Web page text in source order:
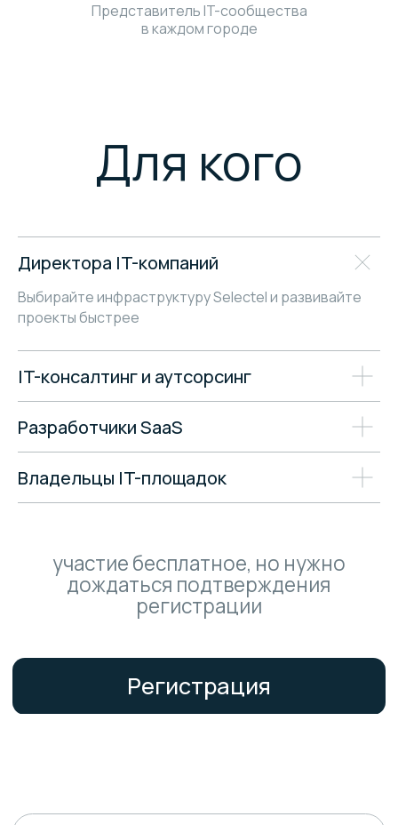
Представитель IT-сообщества
в каждом городе
Директора IT-компаний
Выбирайте инфраструктуру Selectel и развивайте
проекты быстрее
IT-консалтинг и аутсорсинг
Разработчики SaaS
Владельцы IT-площадок
Читать кейсы
Регистрация